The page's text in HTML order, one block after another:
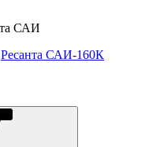
Ресанта САИ-160К